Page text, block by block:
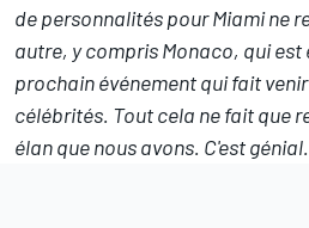
de personnalités pour Miami ne
autre, y compris Monaco, qui est
prochain événement qui fait
célébrités. Tout cela ne fait que
élan que nous avons. C'est